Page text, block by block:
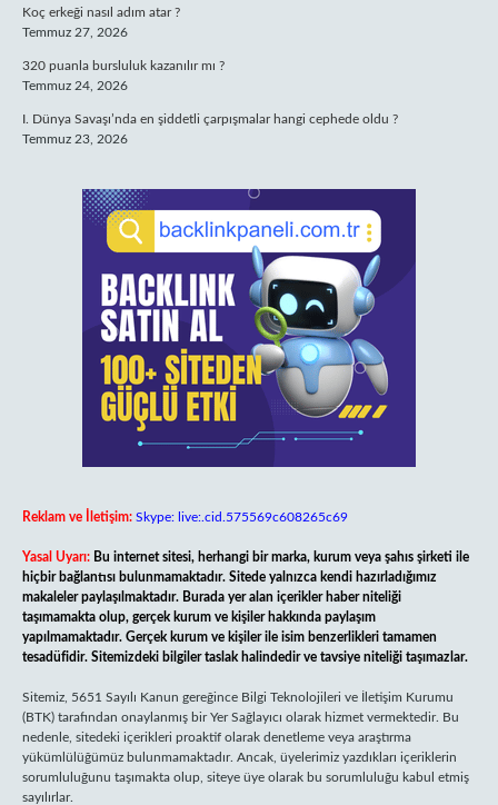
Koç erkeği nasıl adım atar ?
Temmuz 27, 2026
320 puanla bursluluk kazanılır mı ?
Temmuz 24, 2026
I. Dünya Savaşı’nda en şiddetli çarpışmalar hangi cephede oldu ?
Temmuz 23, 2026
Reklam ve İletişim: Skype: live:.cid.575569c608265c69
Yasal Uyarı: Bu internet sitesi, herhangi bir marka, kurum veya şahıs şirketi ile
hiçbir bağlantısı bulunmamaktadır. Sitede yalnızca kendi hazırladığımız
makaleler paylaşılmaktadır. Burada yer alan içerikler haber niteliği
taşımamakta olup, gerçek kurum ve kişiler hakkında paylaşım
yapılmamaktadır. Gerçek kurum ve kişiler ile isim benzerlikleri tamamen
tesadüfidir. Sitemizdeki bilgiler taslak halindedir ve tavsiye niteliği taşımazlar.
Sitemiz, 5651 Sayılı Kanun gereğince Bilgi Teknolojileri ve İletişim Kurumu
(BTK) tarafından onaylanmış bir Yer Sağlayıcı olarak hizmet vermektedir. Bu
nedenle, sitedeki içerikleri proaktif olarak denetleme veya araştırma
yükümlülüğümüz bulunmamaktadır. Ancak, üyelerimiz yazdıkları içeriklerin
sorumluluğunu taşımakta olup, siteye üye olarak bu sorumluluğu kabul etmiş
sayılırlar.